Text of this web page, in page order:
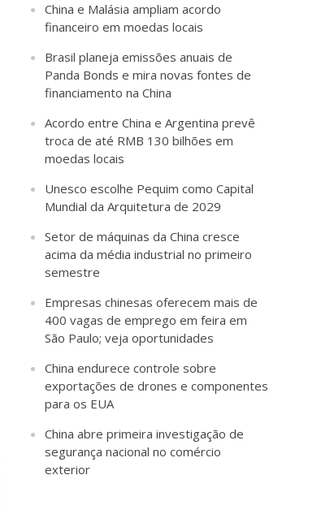
China e Malásia ampliam acordo
financeiro em moedas locais
Brasil planeja emissões anuais de
Panda Bonds e mira novas fontes de
financiamento na China
Acordo entre China e Argentina prevê
troca de até RMB 130 bilhões em
moedas locais
Unesco escolhe Pequim como Capital
Mundial da Arquitetura de 2029
Setor de máquinas da China cresce
acima da média industrial no primeiro
semestre
Empresas chinesas oferecem mais de
400 vagas de emprego em feira em
São Paulo; veja oportunidades
China endurece controle sobre
exportações de drones e componentes
para os EUA
China abre primeira investigação de
segurança nacional no comércio
exterior